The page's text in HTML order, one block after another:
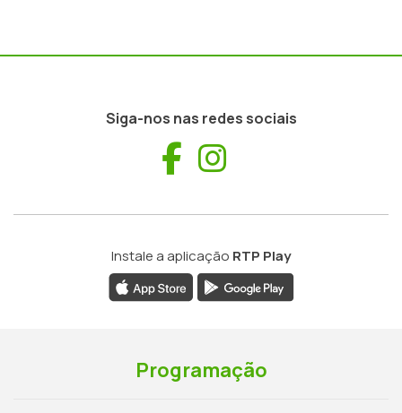
Siga-nos nas redes sociais
Facebook
Instale a aplicação RTP Play
Programação